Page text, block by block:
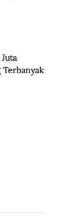
Terbanyak